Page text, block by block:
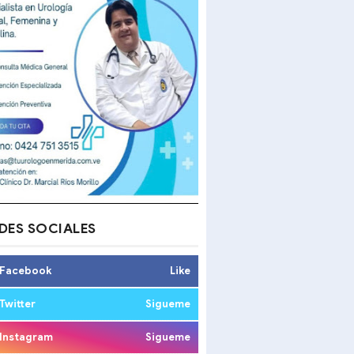
SOCIALES
Like
Sigueme
Sigueme